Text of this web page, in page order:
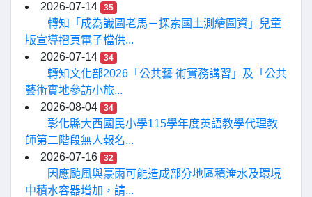
2026-07-14
35
轉知「成為識圖老馬－探索國土測繪圖資」兒童
版宣導摺頁電子檔供...
2026-07-14
34
轉知文化部2026「公共藝 術實務講習」及「公共
藝術實地參訪小旅...
2026-08-04
34
彰化縣大西國民小學115學年度英語教學代理教
師第二階段無人報名...
2026-07-16
32
因應颱風與豪雨可能造成部分地區積淹水及環境
中積水容器增加，請...